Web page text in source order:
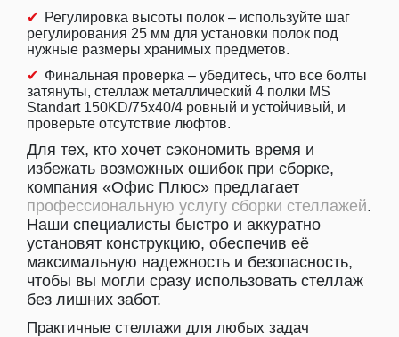
Регулировка высоты полок – используйте шаг
регулирования 25 мм для установки полок под
нужные размеры хранимых предметов.
Финальная проверка – убедитесь, что все болты
затянуты, стеллаж металлический 4 полки MS
Standart 150KD/75x40/4 ровный и устойчивый, и
проверьте отсутствие люфтов.
Для тех, кто хочет сэкономить время и
избежать возможных ошибок при сборке,
компания «Офис Плюс» предлагает
профессиональную услугу сборки стеллажей.
Наши специалисты быстро и аккуратно
установят конструкцию, обеспечив её
максимальную надежность и безопасность,
чтобы вы могли сразу использовать стеллаж
без лишних забот.
Практичные стеллажи для любых задач